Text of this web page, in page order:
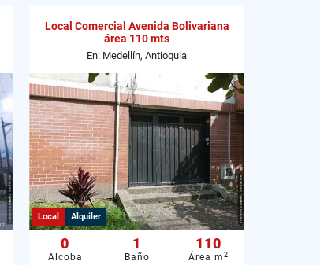
Local Comercial Avenida Bolivariana
área 110 mts
En: Medellín, Antioquia
Local Alquiler
0
Alcoba
1
Baño
110
Área m 2